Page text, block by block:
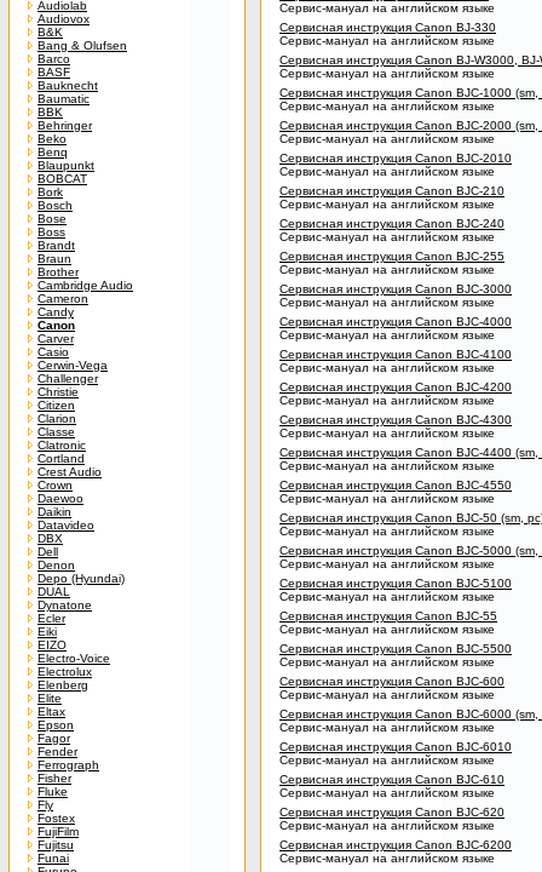
Audiolab
Audiovox
B&K
Bang & Olufsen
Barco
BASF
Bauknecht
Baumatic
BBK
Behringer
Beko
Benq
Blaupunkt
BOBCAT
Bork
Bosch
Bose
Boss
Brandt
Braun
Brother
Cambridge Audio
Cameron
Candy
Canon
Carver
Casio
Cerwin-Vega
Challenger
Christie
Citizen
Clarion
Classe
Clatronic
Cortland
Crest Audio
Crown
Daewoo
Daikin
Datavideo
DBX
Dell
Denon
Depo (Hyundai)
DUAL
Dynatone
Ecler
Eiki
EIZO
Electro-Voice
Electrolux
Elenberg
Elite
Eltax
Epson
Fagor
Fender
Ferrograph
Fisher
Fluke
Fly
Fostex
FujiFilm
Fujitsu
Funai
Сервис-мануал на английском языке
Сервисная инструкция Canon BJ-330
Сервис-мануал на английском языке
Сервисная инструкция Canon BJ-W3000,
Сервис-мануал на английском языке
Сервисная инструкция Canon BJC-1000 (sm,
Сервис-мануал на английском языке
Сервисная инструкция Canon BJC-2000 (sm,
Сервис-мануал на английском языке
Сервисная инструкция Canon BJC-2010
Сервис-мануал на английском языке
Сервисная инструкция Canon BJC-210
Сервис-мануал на английском языке
Сервисная инструкция Canon BJC-240
Сервис-мануал на английском языке
Сервисная инструкция Canon BJC-255
Сервис-мануал на английском языке
Сервисная инструкция Canon BJC-3000
Сервис-мануал на английском языке
Сервисная инструкция Canon BJC-4000
Сервис-мануал на английском языке
Сервисная инструкция Canon BJC-4100
Сервис-мануал на английском языке
Сервисная инструкция Canon BJC-4200
Сервис-мануал на английском языке
Сервисная инструкция Canon BJC-4300
Сервис-мануал на английском языке
Сервисная инструкция Canon BJC-4400 (sm,
Сервис-мануал на английском языке
Сервисная инструкция Canon BJC-4550
Сервис-мануал на английском языке
Сервисная инструкция Canon BJC-50 (sm,
Сервис-мануал на английском языке
Сервисная инструкция Canon BJC-5000 (sm,
Сервис-мануал на английском языке
Сервисная инструкция Canon BJC-5100
Сервис-мануал на английском языке
Сервисная инструкция Canon BJC-55
Сервис-мануал на английском языке
Сервисная инструкция Canon BJC-5500
Сервис-мануал на английском языке
Сервисная инструкция Canon BJC-600
Сервис-мануал на английском языке
Сервисная инструкция Canon BJC-6000 (sm,
Сервис-мануал на английском языке
Сервисная инструкция Canon BJC-6010
Сервис-мануал на английском языке
Сервисная инструкция Canon BJC-610
Сервис-мануал на английском языке
Сервисная инструкция Canon BJC-620
Сервис-мануал на английском языке
Сервисная инструкция Canon BJC-6200
Сервис-мануал на английском языке